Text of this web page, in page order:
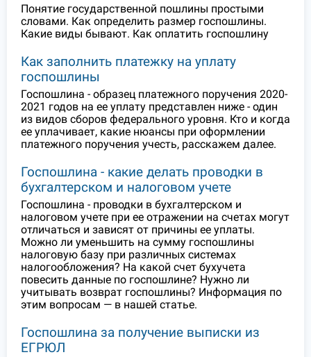
Понятие государственной пошлины простыми
словами. Как определить размер госпошлины.
Какие виды бывают. Как оплатить госпошлину
Как заполнить платежку на уплату
госпошлины
Госпошлина - образец платежного поручения 2020-
2021 годов на ее уплату представлен ниже - один
из видов сборов федерального уровня. Кто и когда
ее уплачивает, какие нюансы при оформлении
платежного поручения учесть, расскажем далее.
Госпошлина - какие делать проводки в
бухгалтерском и налоговом учете
Госпошлина - проводки в бухгалтерском и
налоговом учете при ее отражении на счетах могут
отличаться и зависят от причины ее уплаты.
Можно ли уменьшить на сумму госпошлины
налоговую базу при различных системах
налогообложения? На какой счет бухучета
повесить данные по госпошлине? Нужно ли
учитывать возврат госпошлины? Информация по
этим вопросам — в нашей статье.
Госпошлина за получение выписки из
ЕГРЮЛ